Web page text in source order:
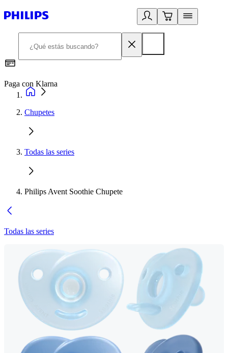
Paga con Klarna
Chupetes
Todas las series
Philips Avent Soothie Chupete
Todas las series